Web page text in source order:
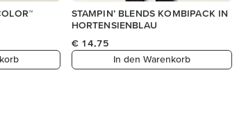
STAMPIN’ BLENDS KOMBIPACK IN
HORTENSIENBLAU
€ 14,75
In den Warenkorb